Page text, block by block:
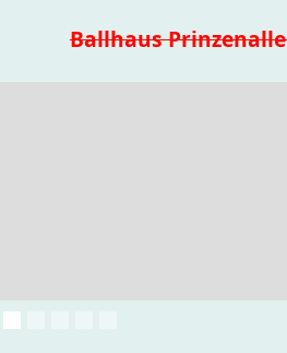
Ballhaus
Kinder- & Jugendtheater